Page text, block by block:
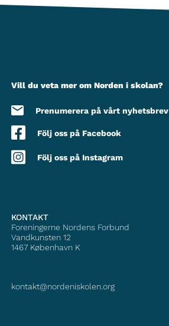
Vill du veta mer om Norden i skolan?
Prenumerera på vårt nyhetsbrev
Följ oss på Facebook
Följ oss på Instagram
KONTAKT
Foreningerne Nordens Forbund
Vandkunsten 12
1467 København K
kontakt@nordeniskolen.org